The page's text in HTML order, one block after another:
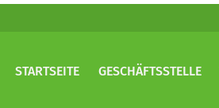
STARTSEITE GESCHÄFTSSTELLE